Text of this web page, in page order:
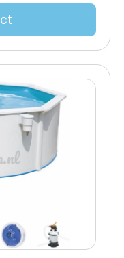
Blokken